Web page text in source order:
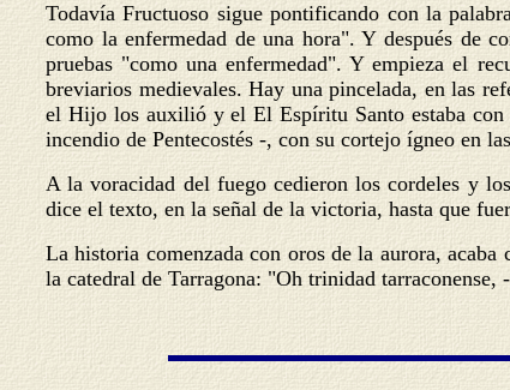
Todavía Fructuoso sigue pontificando con la
como la enfermedad de una hora". Y después de
pruebas "como una enfermedad". Y empieza el
breviarios medievales. Hay una pincelada, en las
el Hijo los auxilió y el El Espíritu Santo estaba
incendio de Pentecostés -, con su cortejo ígneo en
A la voracidad del fuego cedieron los cordeles y
dice el texto, en la señal de la victoria, hasta que
La historia comenzada con oros de la aurora,
la catedral de Tarragona: "Oh trinidad